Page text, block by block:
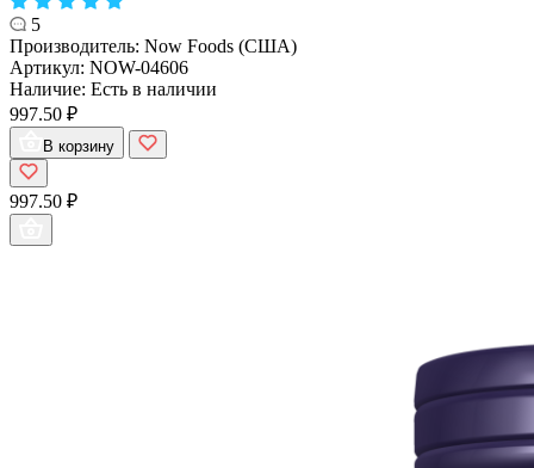
5
Производитель: Now Foods (США)
Артикул: NOW-04606
Наличие: Есть в наличии
997.50 ₽
В корзину
997.50 ₽